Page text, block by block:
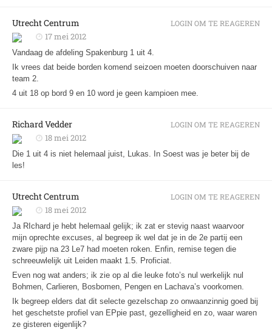
Utrecht Centrum
17 mei 2012
Vandaag de afdeling Spakenburg 1 uit 4.
Ik vrees dat beide borden komend seizoen moeten doorschuiven naar
team 2.
4 uit 18 op bord 9 en 10 word je geen kampioen mee.
LOGIN OM TE REAGEREN
Richard Vedder
18 mei 2012
Die 1 uit 4 is niet helemaal juist, Lukas. In Soest was je beter bij de
les!
LOGIN OM TE REAGEREN
Utrecht Centrum
18 mei 2012
Ja RIchard je hebt helemaal gelijk; ik zat er stevig naast waarvoor
mijn oprechte excuses, al begreep ik wel dat je in de 2e partij een
zware pijp na 23 Le7 had moeten roken. Enfin, remise tegen die
schreeuwlelijk uit Leiden maakt 1.5. Proficiat.
Even nog wat anders; ik zie op al die leuke foto’s nul werkelijk nul
Bohmen, Carlieren, Bosbomen, Pengen en Lachava’s voorkomen.
Ik begreep elders dat dit selecte gezelschap zo onwaanzinnig goed bij
het geschetste profiel van EPpie past, gezelligheid en zo, waar waren
ze gisteren eigenlijk?
LOGIN OM TE REAGEREN